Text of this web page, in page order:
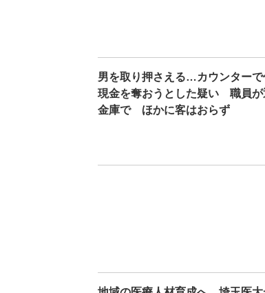
男を取り押さえる…カウンター
現金を奪おうとした疑い 職員
金庫で ほかに客はおらず